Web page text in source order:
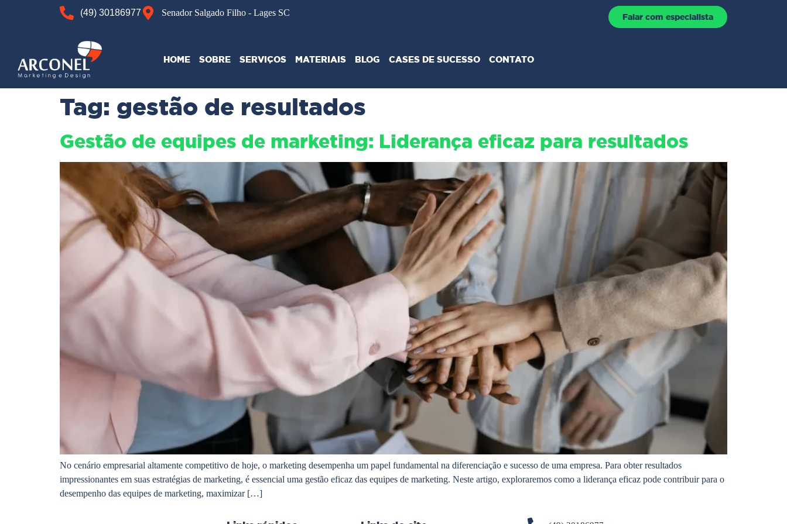
(49) 30186977 Senador Salgado Filho - Lages SC Falar com especialista
HOME SOBRE SERVIÇOS MATERIAIS BLOG CASES DE SUCESSO CONTATO
Tag: gestão de resultados
Gestão de equipes de marketing: Liderança eficaz para resultados
No cenário empresarial altamente competitivo de hoje, o marketing desempenha um papel fundamental na diferenciação e sucesso de uma empresa. Para obter resultados
impressionantes em suas estratégias de marketing, é essencial uma gestão eficaz das equipes de marketing. Neste artigo, exploraremos como a liderança eficaz pode contribuir para o
desempenho das equipes de marketing, maximizar […]